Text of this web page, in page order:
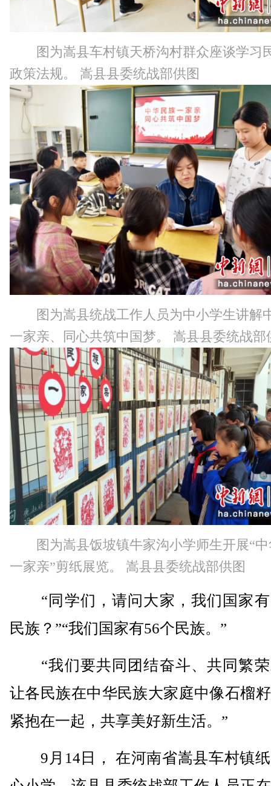
图为嵩县车村镇天桥沟村群众座谈学习
政策法规。 嵩县县委统战部供图
图为嵩县统战工作人员为中小学生讲解
一家亲、同心共筑中国梦。 嵩县县委统战部
图为嵩县饭坡镇牛家沟小学师生开展“
一家亲”剪纸展览。 嵩县县委统战部供图
“同学们，请问大家，我们国家
民族？”“我们国家有56个民族。”
“我们要共同团结奋斗、共同繁荣
让各民族在中华民族大家庭中像石榴
紧抱在一起，共享美好新生活。”
9月14日， 在河南省嵩县车村镇纸